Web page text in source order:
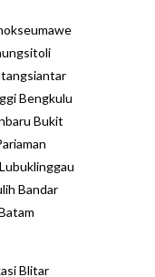
Bengkulu
Bukit
Bandar
Blitar